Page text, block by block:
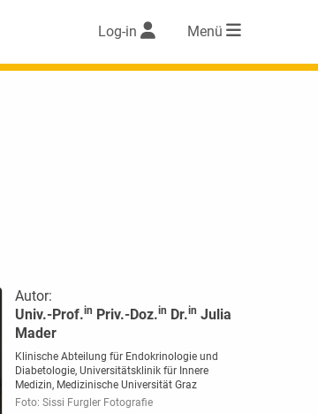
Log-in Menü
Autor:
Univ.-Prof.in Priv.-Doz.in Dr.in Julia
Mader
Klinische Abteilung für Endokrinologie und
Diabetologie, Universitätsklinik für Innere
Medizin, Medizinische Universität Graz
Foto: Sissi Furgler Fotografie